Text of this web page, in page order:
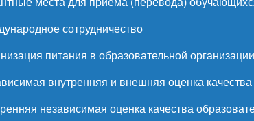
места для приема (перевода)
сотрудничество
питания в образовательной организации
внутренняя и внешняя оценка качества
независимая оценка качества